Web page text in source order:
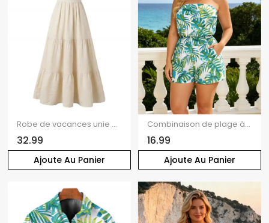
Ajoute Au Panier
Robe de vacances unie à sequins, dos nu et col halter
32.99
Ajoute Au Panier
Combinaison de plage à épaules dénudées, imprimé aquarelle de feuilles de palmier Monstera, avec poche et motif de vacances hawaïennes.
16.99